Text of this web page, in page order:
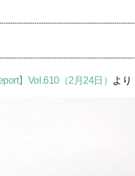
】Vol.610（2月24日） より